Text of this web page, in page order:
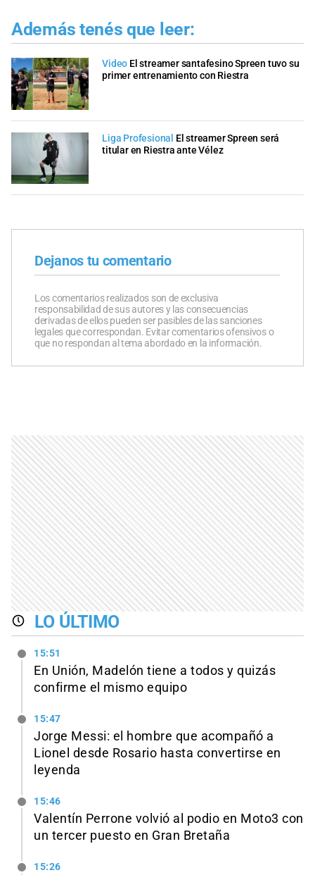
Además tenés que leer:
Video El streamer santafesino Spreen tuvo su
primer entrenamiento con Riestra
Liga Profesional El streamer Spreen será
titular en Riestra ante Vélez
Dejanos tu comentario
Los comentarios realizados son de exclusiva
responsabilidad de sus autores y las consecuencias
derivadas de ellos pueden ser pasibles de las sanciones
legales que correspondan. Evitar comentarios ofensivos o
que no respondan al tema abordado en la información.
LO ÚLTIMO
15:51
En Unión, Madelón tiene a todos y quizás
confirme el mismo equipo
15:47
Jorge Messi: el hombre que acompañó a
Lionel desde Rosario hasta convertirse en
leyenda
15:46
Valentín Perrone volvió al podio en Moto3 con
un tercer puesto en Gran Bretaña
15:26